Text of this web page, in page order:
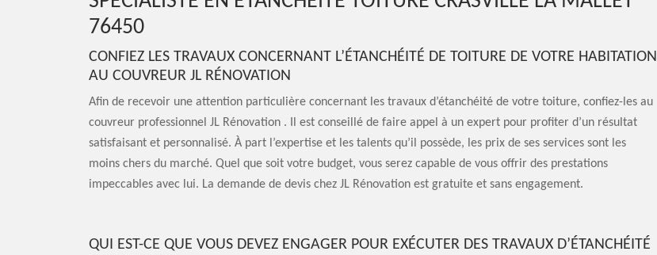
76450
CONFIEZ LES TRAVAUX CONCERNANT L’ÉTANCHÉITÉ DE TOITURE DE VOTRE HABITATION
AU COUVREUR JL RÉNOVATION
Afin de recevoir une attention particulière concernant les travaux d’étanchéité de votre toiture, confiez-les au
couvreur professionnel JL Rénovation . Il est conseillé de faire appel à un expert pour profiter d’un résultat
satisfaisant et personnalisé. À part l’expertise et les talents qu’il possède, les prix de ses services sont les
moins chers du marché. Quel que soit votre budget, vous serez capable de vous offrir des prestations
impeccables avec lui. La demande de devis chez JL Rénovation est gratuite et sans engagement.
QUI EST-CE QUE VOUS DEVEZ ENGAGER POUR EXÉCUTER DES TRAVAUX D’ÉTANCHÉITÉ